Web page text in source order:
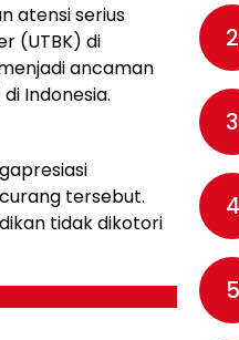
atensi serius
(UTBK) di
ancaman
Indonesia.
tersebut.
tidak dikotori
2
3
4
5